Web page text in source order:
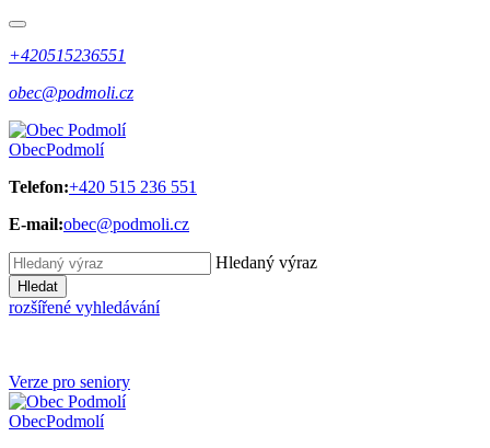
+420515236551
obec@podmoli.cz
ObecPodmolí
Telefon:+420 515 236 551
E-mail:obec@podmoli.cz
Hledaný výraz
Hledat
rozšířené vyhledávání
Verze pro seniory
ObecPodmolí